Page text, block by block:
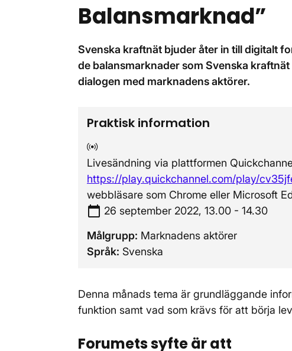
Balansmarknad”
Svenska kraftnät bjuder åter in till digitalt
de balansmarknader som Svenska
dialogen med marknadens aktörer.
Praktisk information
Digital mötesplats:
Livesändning via plattformen
https://play.quickchannel.com/play/
webbläsare som Chrome eller Microsoft
Tidpunkt:
calendar_today 26 september 2022, 13.00 - 14.30
Målgrupp: Marknadens aktörer
Språk: Svenska
Denna månads tema är grundläggande
funktion samt vad som krävs för att börja
Forumets syfte är att